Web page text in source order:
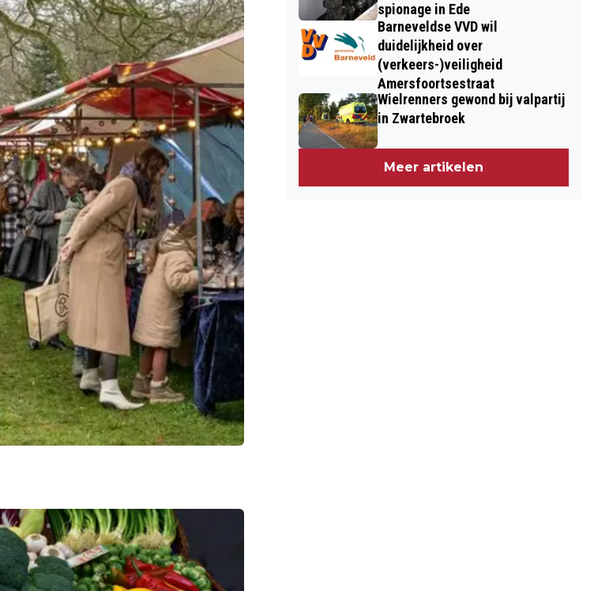
spionage in Ede
Barneveldse VVD wil
duidelijkheid over
(verkeers-)veiligheid
Amersfoortsestraat
Wielrenners gewond bij valpartij
in Zwartebroek
Meer artikelen